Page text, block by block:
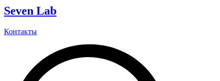
Seven Lab
Контакты